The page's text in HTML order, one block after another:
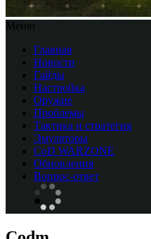
Меню
Главная
Новости
Гайды
Настройка
Оружие
Проблемы
Тактика и стратегия
Эмуляторы
CоD WARZONE
Обновления
Вопрос-ответ